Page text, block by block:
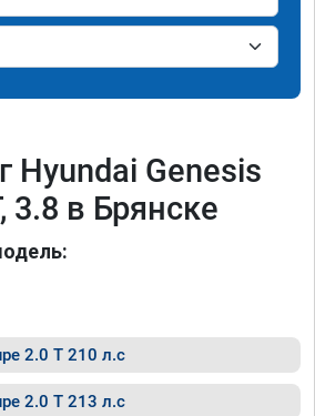
Hyundai Genesis
3.8 в Брянске
2.0 T 210 л.с
2.0 T 213 л.с